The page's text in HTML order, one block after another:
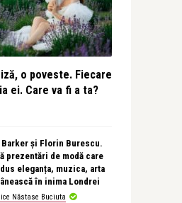
o poveste. Fiecare
ei. Care va fi a ta?
Barker și Florin Burescu.
prezentări de modă care
eleganța, muzica, arta
în inima Londrei
Năstase Buciuta